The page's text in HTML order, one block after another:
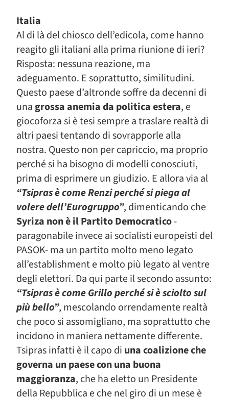
Italia
Al di là del chiosco dell’edicola, come hanno
reagito gli italiani alla prima riunione di ieri?
Risposta: nessuna reazione, ma
adeguamento. E soprattutto, similitudini.
Questo paese d’altronde soffre da decenni di
unagrossa anemia da politica estera, e
giocoforza si è tesi sempre a traslare realtà di
altri paesi tentando di sovrapporle alla
nostra. Questo non per capriccio, ma proprio
perché si ha bisogno di modelli conosciuti,
prima di esprimere un giudizio. E allora via al
“Tsipras è come Renzi perché si piega al
volere dell’Eurogruppo”, dimenticando che
Syriza non è il Partito Democratico-
paragonabile invece ai socialisti europeisti del
PASOK- ma un partito molto meno legato
all’establishment e molto più legato al ventre
degli elettori. Da qui parte il secondo assunto:
“Tsipras è come Grillo perché si è sciolto sul
più bello”, mescolando orrendamente realtà
che poco si assomigliano, ma soprattutto che
incidono in maniera nettamente differente.
Tsipras infatti è il capo di una coalizione che
governa un paese con una buona
maggioranza, che ha eletto un Presidente
della Repubblica e che nel giro di un mese è